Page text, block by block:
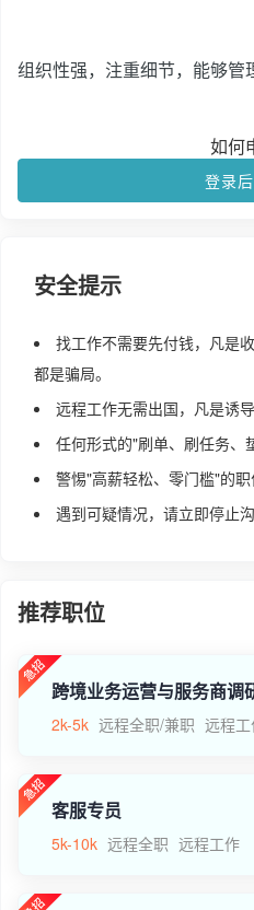
组织性强，注重细节，能够管
如何
登录
安全提示
找工作不需要先付钱，凡是
都是骗局。
远程工作无需出国，凡是诱
任何形式的"刷单、刷任务、
警惕"高薪轻松、零门槛"的职
遇到可疑情况，请立即停止
推荐职位
跨境业务运营与服务商调
2k-5k 远程全职/兼职 远程
客服专员
5k-10k 远程全职 远程工作